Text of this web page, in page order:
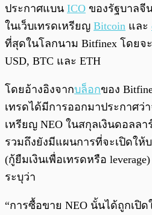
ประกาศแบน ICO ของรัฐบาลจี
ในเว็บเทรดเหรียญ Bitcoin และ
ที่สุดในโลกนาม Bitfinex โดยจ
USD, BTC และ ETH
โดยอ้างอิงจากบล็อกของ
เทรดได้มีการออกมาประกาศว่
เหรียญ NEO ในสกุลเงินดอลลา
รวมถึงยังมีแผนการที่จะเปิดให้
(กู้ยืมเงินเพื่อเทรดหรือ
ระบุว่า
“การซื้อขาย NEO นั้นได้ถูกเปิด